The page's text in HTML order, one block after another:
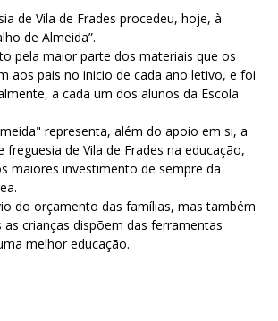
de Vila de Frades procedeu, hoje, à
de Almeida”.
pela maior parte dos materiais que os
aos pais no inicio de cada ano letivo, e foi
a cada um dos alunos da Escola
representa, além do apoio em si, a
de Vila de Frades na educação,
maiores investimento de sempre da
do orçamento das famílias, mas também
crianças dispõem das ferramentas
melhor educação.